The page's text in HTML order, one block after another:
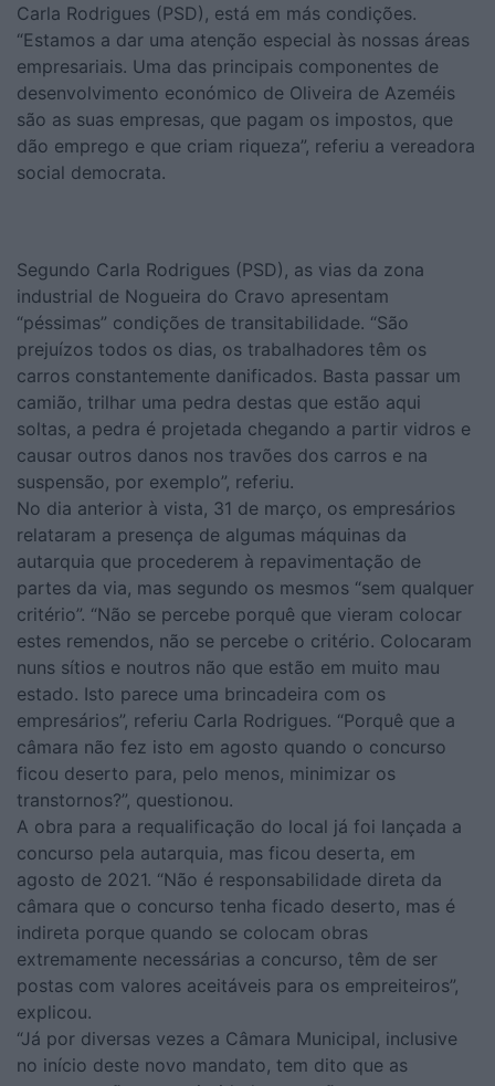
Carla Rodrigues (PSD), está em más condições.
“Estamos a dar uma atenção especial às nossas áreas
empresariais. Uma das principais componentes de
desenvolvimento económico de Oliveira de Azeméis
são as suas empresas, que pagam os impostos, que
dão emprego e que criam riqueza”, referiu a vereadora
social democrata.
Segundo Carla Rodrigues (PSD), as vias da zona
industrial de Nogueira do Cravo apresentam
“péssimas” condições de transitabilidade. “São
prejuízos todos os dias, os trabalhadores têm os
carros constantemente danificados. Basta passar um
camião, trilhar uma pedra destas que estão aqui
soltas, a pedra é projetada chegando a partir vidros e
causar outros danos nos travões dos carros e na
suspensão, por exemplo”, referiu.
No dia anterior à vista, 31 de março, os empresários
relataram a presença de algumas máquinas da
autarquia que procederem à repavimentação de
partes da via, mas segundo os mesmos “sem qualquer
critério”. “Não se percebe porquê que vieram colocar
estes remendos, não se percebe o critério. Colocaram
nuns sítios e noutros não que estão em muito mau
estado. Isto parece uma brincadeira com os
empresários”, referiu Carla Rodrigues. “Porquê que a
câmara não fez isto em agosto quando o concurso
ficou deserto para, pelo menos, minimizar os
transtornos?”, questionou.
A obra para a requalificação do local já foi lançada a
concurso pela autarquia, mas ficou deserta, em
agosto de 2021. “Não é responsabilidade direta da
câmara que o concurso tenha ficado deserto, mas é
indireta porque quando se colocam obras
extremamente necessárias a concurso, têm de ser
postas com valores aceitáveis para os empreiteiros”,
explicou.
“Já por diversas vezes a Câmara Municipal, inclusive
no início deste novo mandato, tem dito que as